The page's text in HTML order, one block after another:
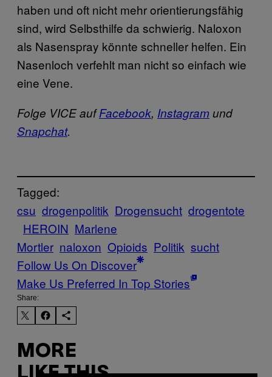
haben und oft nicht mehr orientierungsfähig
sind, wird Selbsthilfe da schwierig. Naloxon
als Nasenspray könnte schneller helfen. Ein
Nasenloch verfehlt man nicht so einfach wie
eine Vene.
Folge VICE aufFacebook, Instagramund
Snapchat.
Tagged:
csu drogenpolitik Drogensucht drogentote
HEROIN Marlene
Mortler naloxon Opioids Politik sucht
Follow Us On Discover
Make Us Preferred In Top Stories
Share:
MORE
LIKE THIS